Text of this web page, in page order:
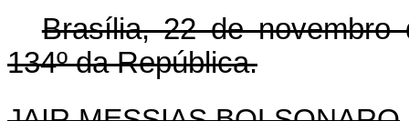
Brasília, 22 de novembro
134º da República.